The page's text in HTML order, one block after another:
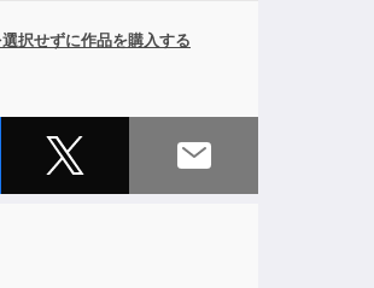
択せずに作品を購入する